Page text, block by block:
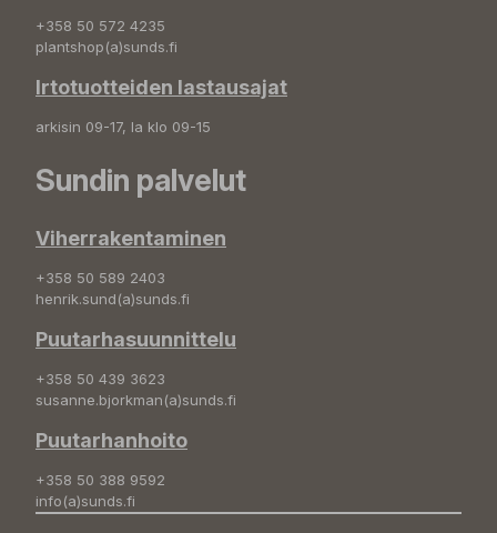
+358 50 572 4235
plantshop(a)sunds.fi
Irtotuotteiden lastausajat
arkisin 09-17, la klo 09-15
Sundin palvelut
Viherrakentaminen
+358 50 589 2403
henrik.sund(a)sunds.fi
Puutarhasuunnittelu
+358 50 439 3623
susanne.bjorkman(a)sunds.fi
Puutarhanhoito
+358 50 388 9592
info(a)sunds.fi